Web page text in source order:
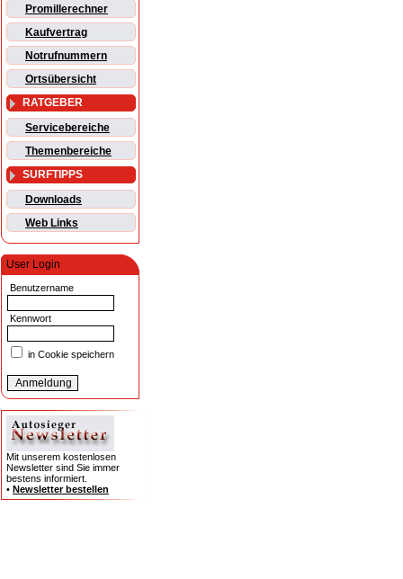
Promillerechner
Kaufvertrag
Notrufnummern
Ortsübersicht
RATGEBER
Servicebereiche
Themenbereiche
SURFTIPPS
Downloads
Web Links
User Login
Benutzername
Kennwort
in Cookie speichern
Mit unserem kostenlosen
Newsletter sind Sie immer
bestens informiert.
• Newsletter bestellen